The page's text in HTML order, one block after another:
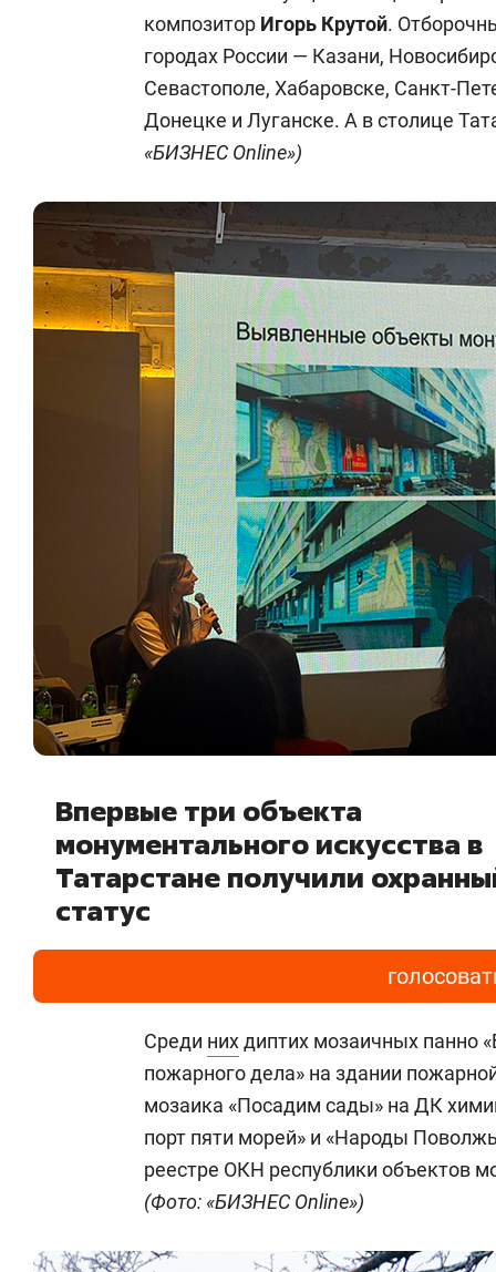
композитор Игорь Крутой.
городах России — Казани,
Севастополе, Хабаровске, Санкт-
Донецке и Луганске. А в столице
«БИЗНЕС Online»)
Впервые три объекта
монументального искусства в
Татарстане получили
статус
Среди нихдиптих мозаичных панно
пожарного дела» на здании
мозаика «Посадим сады» на ДК
порт пяти морей» и «Народы
реестре ОКН республики объектов
(Фото: «БИЗНЕС Online»)